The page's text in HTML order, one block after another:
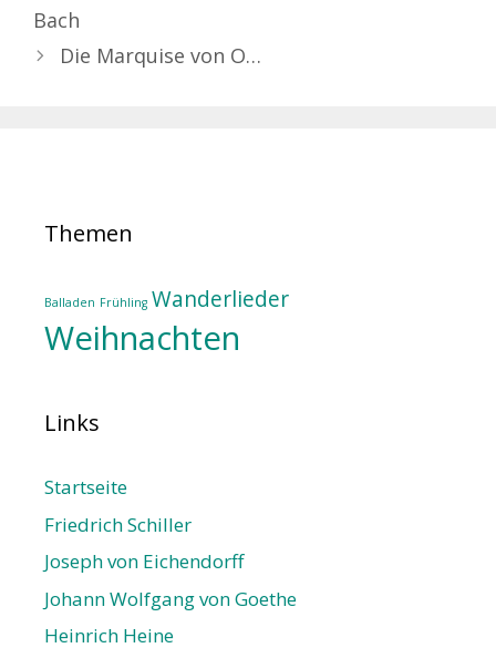
Bach
Die Marquise von O…
Themen
Balladen Frühling Wanderlieder
Weihnachten
Links
Startseite
Friedrich Schiller
Joseph von Eichendorff
Johann Wolfgang von Goethe
Heinrich Heine